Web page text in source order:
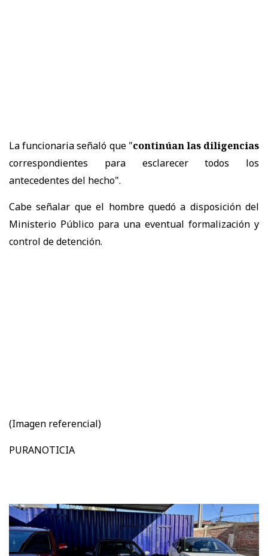
La funcionaria señaló que "continúan las diligencias
correspondientes para esclarecer todos los
antecedentes del hecho".
Cabe señalar que el hombre quedó a disposición del
Ministerio Público para una eventual formalización y
control de detención.
(Imagen referencial)
PURANOTICIA